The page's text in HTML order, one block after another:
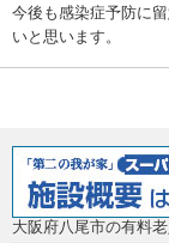
今後も感染症予防に
いと思います。
大阪府八尾市の有料